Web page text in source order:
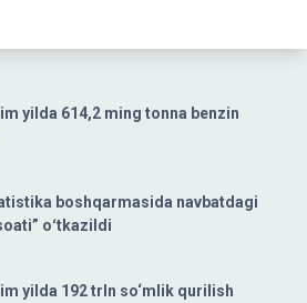
yilda 614,2 ming tonna benzin
boshqarmasida navbatdagi
oʻtkazildi
yilda 192 trln so‘mlik qurilish